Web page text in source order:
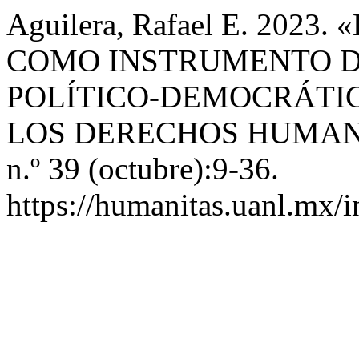
Aguilera, Rafael E. 2023.
COMO INSTRUMENTO
POLÍTICO-
LOS DERECHOS
n.º 39 (octubre):9-36.
https://